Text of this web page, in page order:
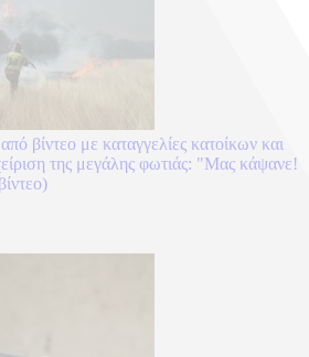
βίντεο με καταγγελίες κατοίκων και
της μεγάλης φωτιάς: "Μας κάψανε!